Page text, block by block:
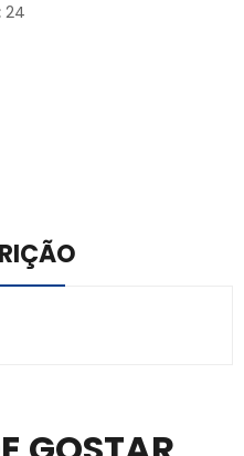
24
for desktops and mobile –